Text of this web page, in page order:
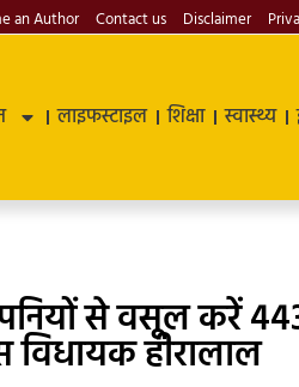
an Author Contact us Disclaimer
लाइफस्टाइल शिक्षा स्वास्थ्य
से वसूल करें
विधायक हीरालाल